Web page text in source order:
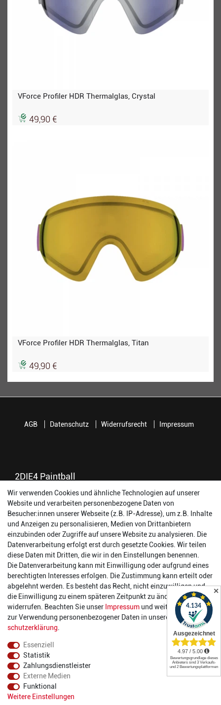
VForce Profiler HDR Thermalglas, Crystal
49,90 €
VForce Profiler HDR Thermalglas, Titan
49,90 €
2DIE4 Paintball
56457 Westerburg
Reinhold-Ferger-Straße 26
order@2die4-sports.com
0 26 63/ 9 68 69 37
Öffnungszeiten
Montag:
14:00 - 17:00 Uhr
Dienstag:
14:00 - 17:00 Uhr
Mittwoch:
14:00 - 17:00 Uhr
Donnerstag:
14:00 - 17:00 Uhr
Freitag:
14:00 - 19:00 Uhr
Samstag:
10:00 - 17:00 Uhr
AGB Datenschutz Widerrufsrecht Impressum
Wir verwenden Cookies und ähnliche Technologien auf unserer
Website und verarbeiten personenbezogene Daten von
Besucher:innen unserer Webseite (z.B. IP-Adresse), um z.B. Inhalte
und Anzeigen zu personalisieren, Medien von Drittanbietern
einzubinden oder Zugriffe auf unsere Website zu analysieren. Die
Datenverarbeitung erfolgt erst durch gesetzte Cookies. Wir teilen
diese Daten mit Dritten, die wir in den Einstellungen benennen.
Die Datenverarbeitung kann mit Einwilligung oder aufgrund eines
berechtigten Interesses erfolgen. Die Zustimmung kann erteilt oder
abgelehnt werden. Es besteht das Recht, nicht einzuwilligen und
die Einwilligung zu einem späteren Zeitpunkt zu ändern oder zu
widerrufen. Beachten Sie unser Impressum und weitere Hinweise
zur Verwendung personenbezogener Daten in unserer
Daten­
schutz­erklärung
Essenziell
Statistik
Zahlungsdienstleister
Externe Medien
Funktional
Weitere Einstellungen
✕